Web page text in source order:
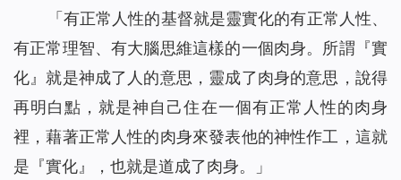
「有正常人性的基督就是靈實化的有正常人性、
有正常理智、有大腦思維這樣的一個肉身。所謂『實
化』就是神成了人的意思，靈成了肉身的意思，說得
再明白點，就是神自己住在一個有正常人性的肉身
裡，藉著正常人性的肉身來發表他的神性作工，這就
是『實化』，也就是道成了肉身。」